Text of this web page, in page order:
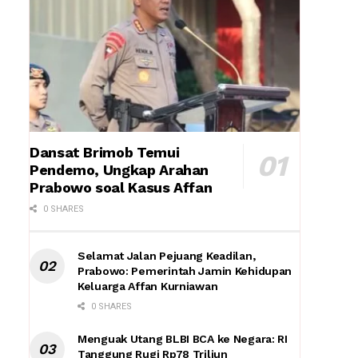
Dansat Brimob Temui
Pendemo, Ungkap Arahan
Prabowo soal Kasus Affan
0 SHARES
Selamat Jalan Pejuang Keadilan,
Prabowo: Pemerintah Jamin Kehidupan
Keluarga Affan Kurniawan
0 SHARES
Menguak Utang BLBI BCA ke Negara: RI
Tanggung Rugi Rp78 Triliun